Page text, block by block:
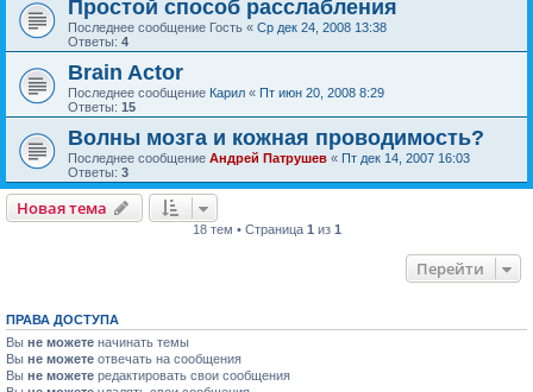
Простой способ расслабления
Последнее сообщение Гость « Ср дек 24, 2008 13:38
Ответы: 4
Brain Actor
Последнее сообщение Карил « Пт июн 20, 2008 8:29
Ответы: 15
Волны мозга и кожная проводимость?
Последнее сообщение Андрей Патрушев « Пт дек 14, 2007 16:03
Ответы: 3
Новая тема
18 тем • Страница 1 из 1
Перейти
ПРАВА ДОСТУПА
Вы не можете начинать темы
Вы не можете отвечать на сообщения
Вы не можете редактировать свои сообщения